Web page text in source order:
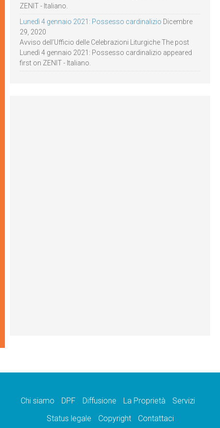
ZENIT - Italiano.
Lunedì 4 gennaio 2021: Possesso cardinalizio Dicembre
29, 2020
Avviso dell’Ufficio delle Celebrazioni Liturgiche The post
Lunedì 4 gennaio 2021: Possesso cardinalizio appeared
first on ZENIT - Italiano.
Chi siamo DPF Diffusione La Proprietà
Servizi
Status legale
Copyright Contattaci